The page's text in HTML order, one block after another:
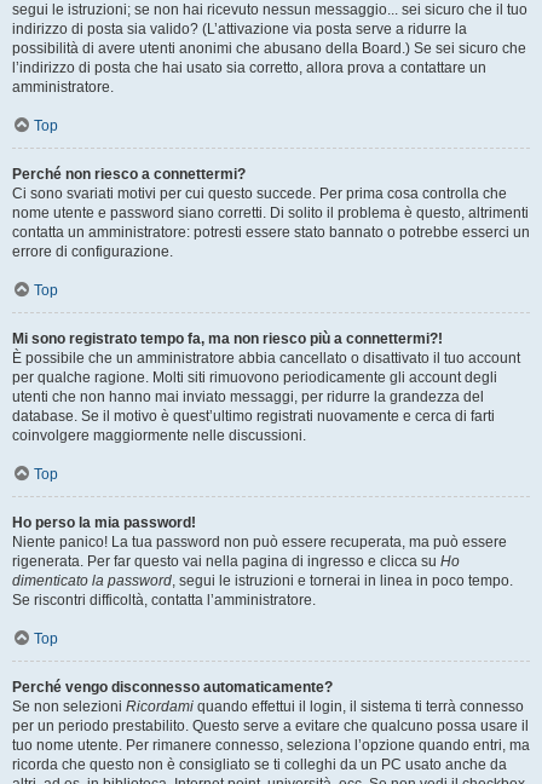
segui le istruzioni; se non hai ricevuto nessun messaggio... sei sicuro che il tuo
indirizzo di posta sia valido? (L’attivazione via posta serve a ridurre la
possibilità di avere utenti anonimi che abusano della Board.) Se sei sicuro che
l’indirizzo di posta che hai usato sia corretto, allora prova a contattare un
amministratore.
Top
Perché non riesco a connettermi?
Ci sono svariati motivi per cui questo succede. Per prima cosa controlla che
nome utente e password siano corretti. Di solito il problema è questo, altrimenti
contatta un amministratore: potresti essere stato bannato o potrebbe esserci un
errore di configurazione.
Top
Mi sono registrato tempo fa, ma non riesco più a connettermi?!
È possibile che un amministratore abbia cancellato o disattivato il tuo account
per qualche ragione. Molti siti rimuovono periodicamente gli account degli
utenti che non hanno mai inviato messaggi, per ridurre la grandezza del
database. Se il motivo è quest’ultimo registrati nuovamente e cerca di farti
coinvolgere maggiormente nelle discussioni.
Top
Ho perso la mia password!
Niente panico! La tua password non può essere recuperata, ma può essere
rigenerata. Per far questo vai nella pagina di ingresso e clicca su Ho
dimenticato la password, segui le istruzioni e tornerai in linea in poco tempo.
Se riscontri difficoltà, contatta l’amministratore.
Top
Perché vengo disconnesso automaticamente?
Se non selezioni Ricordami quando effettui il login, il sistema ti terrà connesso
per un periodo prestabilito. Questo serve a evitare che qualcuno possa usare il
tuo nome utente. Per rimanere connesso, seleziona l’opzione quando entri, ma
ricorda che questo non è consigliato se ti colleghi da un PC usato anche da